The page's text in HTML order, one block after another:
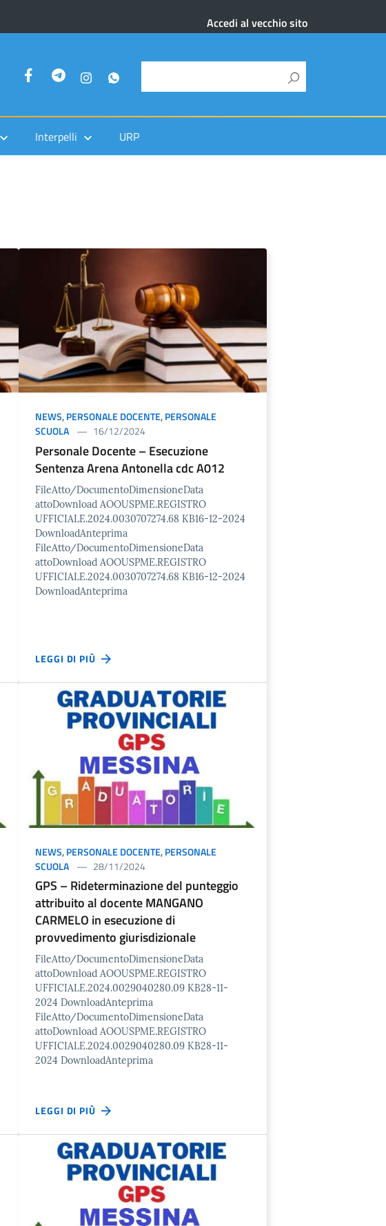
Accedi al vecchio sito
Interpelli URP
NEWS,PERSONALE DOCENTE,PERSONALE
SCUOLA
16/12/2024
Personale Docente – Esecuzione
Sentenza Arena Antonella cdc A012
FileAtto/DocumentoDimensioneData
attoDownload AOOUSPME.REGISTRO
UFFICIALE.2024.0030707274.68 KB16-12-2024
DownloadAnteprima
FileAtto/DocumentoDimensioneData
attoDownload AOOUSPME.REGISTRO
UFFICIALE.2024.0030707274.68 KB16-12-2024
DownloadAnteprima
LEGGI DI PIÙ
NEWS,PERSONALE DOCENTE,PERSONALE
SCUOLA
28/11/2024
GPS – Rideterminazione del punteggio
attribuito al docente MANGANO
CARMELO in esecuzione di
provvedimento giurisdizionale
FileAtto/DocumentoDimensioneData
attoDownload AOOUSPME.REGISTRO
UFFICIALE.2024.0029040280.09 KB28-11-
2024 DownloadAnteprima
FileAtto/DocumentoDimensioneData
attoDownload AOOUSPME.REGISTRO
UFFICIALE.2024.0029040280.09 KB28-11-
2024 DownloadAnteprima
LEGGI DI PIÙ